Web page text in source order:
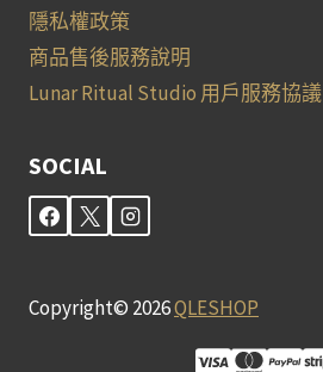
隱私權政策
商品售後服務說明
Lunar Ritual Studio 用戶服務協議
SOCIAL
Copyright© 2026QLESHOP